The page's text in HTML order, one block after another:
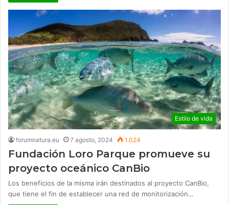
Estilo de vida
forumnatura.eu 7 agosto, 2024 1.024
Fundación Loro Parque promueve su
proyecto oceánico CanBio
Los beneficios de la misma irán destinados al proyecto CanBio,
que tiene el fin de establecer una red de monitorización…